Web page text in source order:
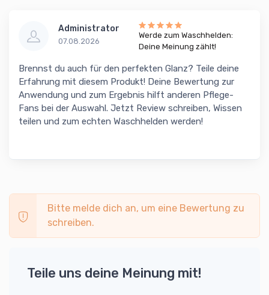
Administrator
07.08.2026
Werde zum Waschhelden:
Deine Meinung zählt!
Brennst du auch für den perfekten Glanz? Teile deine
Erfahrung mit diesem Produkt! Deine Bewertung zur
Anwendung und zum Ergebnis hilft anderen Pflege-
Fans bei der Auswahl. Jetzt Review schreiben, Wissen
teilen und zum echten Waschhelden werden!
Bitte melde dich an, um eine Bewertung zu
schreiben.
Teile uns deine Meinung mit!